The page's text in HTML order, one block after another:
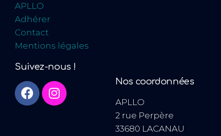
APLLO
Adhérer
Contact
Mentions légales
Suivez-nous !
Nos coordonnées
APLLO
2 rue Perpère
33680 LACANAU